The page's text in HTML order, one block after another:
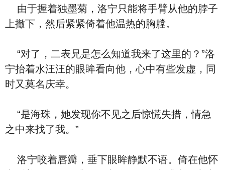
由于握着独墨菊，洛宁只能将手臂从他的脖子
上撤下，然后紧紧倚着他温热的胸膛。
“对了，二表兄是怎么知道我来了这里的？”洛
宁抬着水汪汪的眼眸看向他，心中有些发虚，同
时又莫名庆幸。
“是海珠，她发现你不见之后惊慌失措，情急
之中来找了我。”
洛宁咬着唇瓣，垂下眼眸静默不语。倚在他怀